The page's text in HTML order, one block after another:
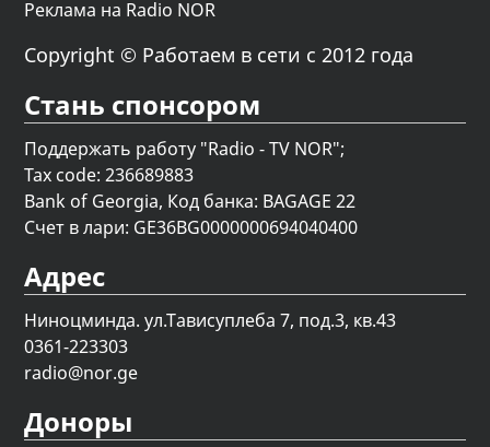
Реклама на Radio NOR
Copyright © Работаем в сети с 2012 года
Стань спонсором
Поддержать работу "Radio - TV NOR";
Tax code: 236689883
Bank of Georgia, Код банка: BAGAGE 22
Счет в лари: GE36BG0000000694040400
Адрес
Ниноцминда. ул.Тависуплеба 7, под.3, кв.43
0361-223303
radio@nor.ge
Доноры